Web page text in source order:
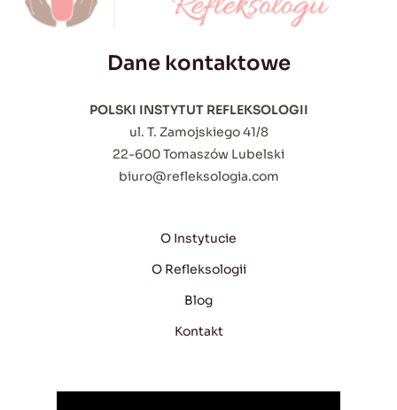
Dane kontaktowe
POLSKI INSTYTUT REFLEKSOLOGII
ul. T. Zamojskiego 41/8
22-600 Tomaszów Lubelski
biuro@refleksologia.com
O Instytucie
O Refleksologii
Blog
Kontakt